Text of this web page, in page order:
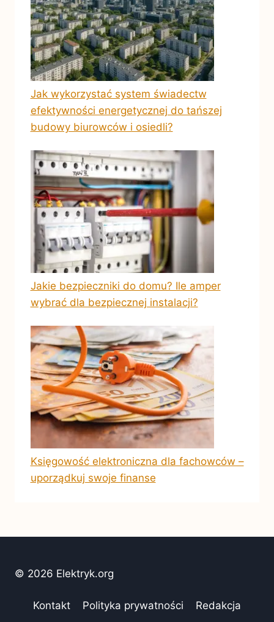
Jak wykorzystać system świadectw
efektywności energetycznej do tańszej
budowy biurowców i osiedli?
Jakie bezpieczniki do domu? Ile amper
wybrać dla bezpiecznej instalacji?
Księgowość elektroniczna dla fachowców –
uporządkuj swoje finanse
© 2026 Elektryk.org
Kontakt Polityka prywatności Redakcja